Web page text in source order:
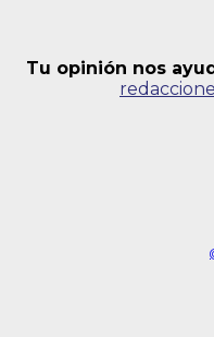
Tu opinión nos